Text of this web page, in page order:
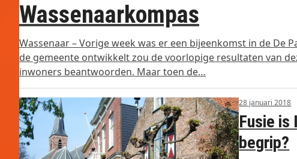
Wassenaarkompas
Wassenaar – Vorige week was er een bijeenkomst in de De
de gemeente ontwikkelt zou de voorlopige resultaten van
inwoners beantwoorden. Maar toen de…
28 januari 2018
Fusie is
begrip?